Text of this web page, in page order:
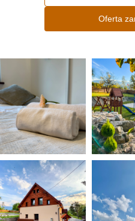
Oferta